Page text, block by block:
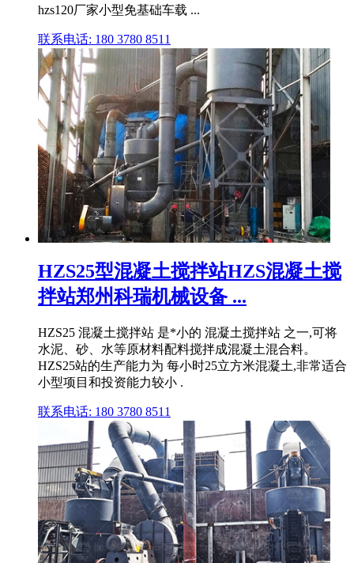
hzs120厂家小型免基础车载 ...
联系电话: 180 3780 8511
HZS25型混凝土搅拌站HZS混凝土搅
拌站郑州科瑞机械设备 ...
HZS25 混凝土搅拌站 是*小的 混凝土搅拌站 之一,可将
水泥、砂、水等原材料配料搅拌成混凝土混合料。
HZS25站的生产能力为 每小时25立方米混凝土,非常适合
小型项目和投资能力较小 .
联系电话: 180 3780 8511